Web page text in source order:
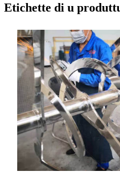
Etichette di u